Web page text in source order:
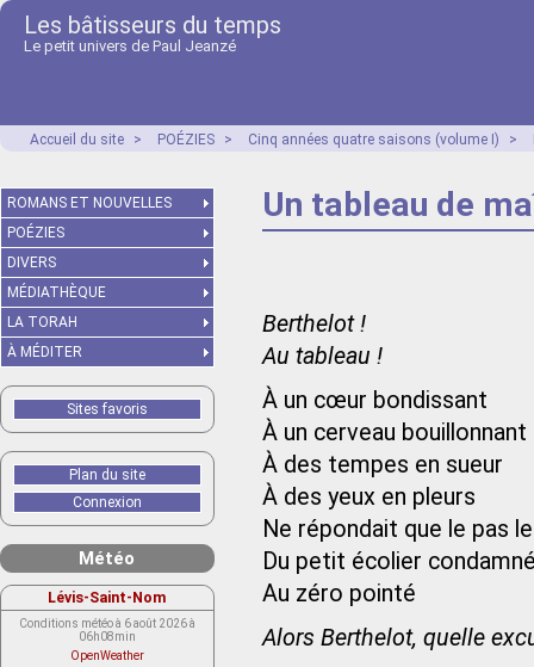
Les bâtisseurs du temps
Le petit univers de Paul Jeanzé
Accueil du site > POÉZIES > Cinq années quatre saisons (volume I) >
Un tableau de
Berthelot !
Au tableau !
À un cœur bondissant
À un cerveau bouillonnant
À des tempes en sueur
À des yeux en pleurs
Ne répondait que le pas
Du petit écolier
Au zéro pointé
Alors Berthelot, quelle
ROMANS ET NOUVELLES
POÉZIES
DIVERS
MÉDIATHÈQUE
LA TORAH
À MÉDITER
Sites favoris
Plan du site
Connexion
Météo
Lévis-Saint-Nom
Conditions météo à 6 août 2026 à
06h08min
OpenWeather